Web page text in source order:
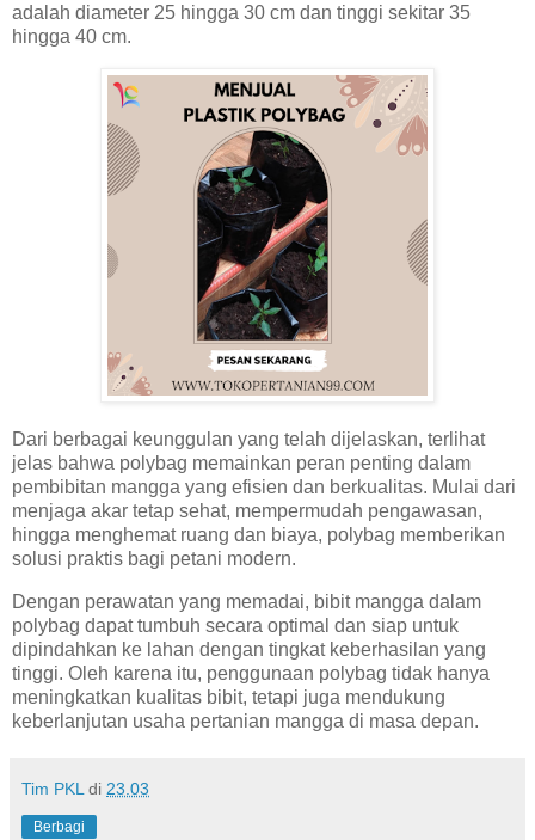
adalah diameter 25 hingga 30 cm dan tinggi sekitar 35
hingga 40 cm.
Dari berbagai keunggulan yang telah dijelaskan, terlihat
jelas bahwa polybag memainkan peran penting dalam
pembibitan mangga yang efisien dan berkualitas. Mulai dari
menjaga akar tetap sehat, mempermudah pengawasan,
hingga menghemat ruang dan biaya, polybag memberikan
solusi praktis bagi petani modern.
Dengan perawatan yang memadai, bibit mangga dalam
polybag dapat tumbuh secara optimal dan siap untuk
dipindahkan ke lahan dengan tingkat keberhasilan yang
tinggi. Oleh karena itu, penggunaan polybag tidak hanya
meningkatkan kualitas bibit, tetapi juga mendukung
keberlanjutan usaha pertanian mangga di masa depan.
Tim PKL di 23.03
Berbagi